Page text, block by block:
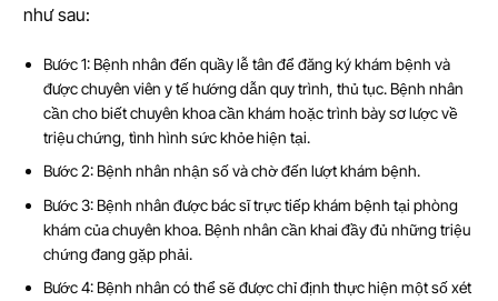
như sau:
Bước 1: Bệnh nhân đến quầy lễ tân để đăng ký khám bệnh và
được chuyên viên y tế hướng dẫn quy trình, thủ tục. Bệnh nhân
cần cho biết chuyên khoa cần khám hoặc trình bày sơ lược về
triệu chứng, tình hình sức khỏe hiện tại.
Bước 2: Bệnh nhân nhận số và chờ đến lượt khám bệnh.
Bước 3: Bệnh nhân được bác sĩ trực tiếp khám bệnh tại phòng
khám của chuyên khoa. Bệnh nhân cần khai đầy đủ những triệu
chứng đang gặp phải.
Bước 4: Bệnh nhân có thể sẽ được chỉ định thực hiện một số xét